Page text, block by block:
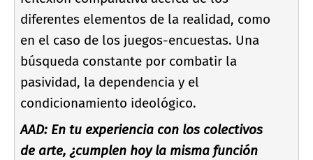
diferentes elementos de la realidad, como
en el caso de los juegos-encuestas. Una
búsqueda constante por combatir la
pasividad, la dependencia y el
condicionamiento ideológico.
AAD: En tu experiencia con los colectivos
de arte, ¿cumplen hoy la misma función